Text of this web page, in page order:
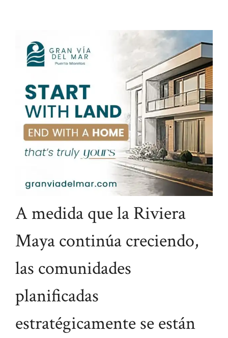
A medida que la Riviera
Maya continúa creciendo,
las comunidades
planificadas
estratégicamente se están